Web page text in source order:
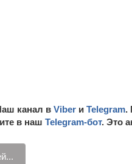
канал в Viber и Telegram.
в наш Telegram-бот. Это